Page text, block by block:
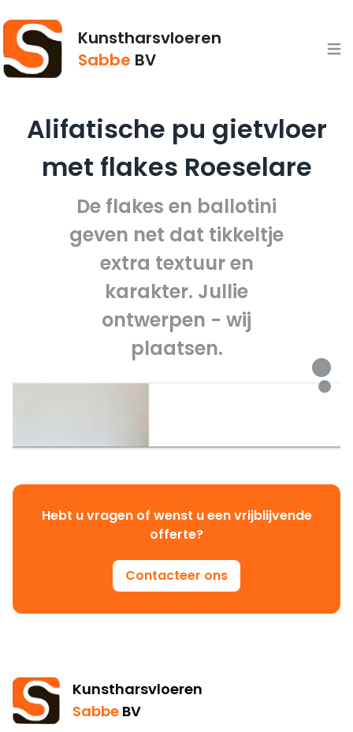
Kunstharsvloeren
Sabbe BV
Alifatische pu gietvloer
met flakes Roeselare
De flakes en ballotini
geven net dat tikkeltje
extra textuur en
karakter. Jullie
ontwerpen - wij
plaatsen.
Hebt u vragen of wenst u een vrijblijvende
offerte?
Contacteer ons
Kunstharsvloeren
Sabbe BV